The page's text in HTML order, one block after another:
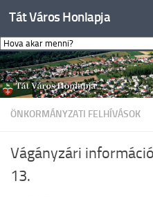
Skip to content
Tát Város Honlapja
ÖNKORMÁNYZATI FELHÍVÁSOK
Vágányzári
13.